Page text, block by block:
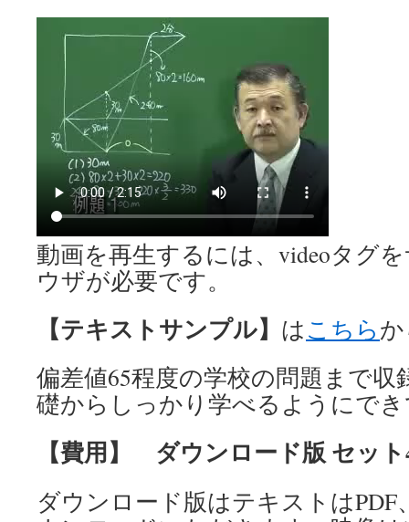
動画を再生するには、videoタグ
ウザが必要です。
【テキストサンプル】 はこちら
偏差値65程度の学校の問題まで
礎からしっかり学べるようにで
【費用】 ダウンロード版 セット
ダウンロード版はテキストはPDF